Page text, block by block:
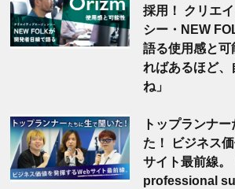
採用！ クリエ
シー・NEW
語る使用感と
ればあるほど
ね」
トップランナ
た！ ビジネス
サイト最前線。
professional